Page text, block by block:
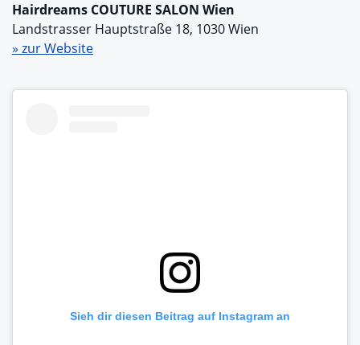
Hairdreams COUTURE SALON Wien
Landstrasser Hauptstraße 18, 1030 Wien
» zur Website
Sieh dir diesen Beitrag auf Instagram an